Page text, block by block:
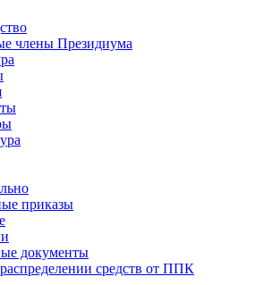
члены Президиума
приказы
документы
средств от ППК